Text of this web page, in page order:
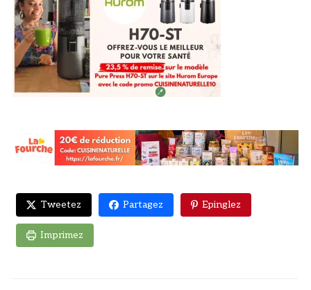
Tweetez Partagez Epinglez
Imprimez